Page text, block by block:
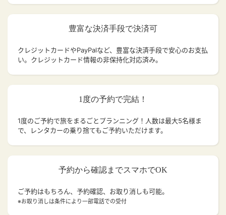
豊富な決済手段で決済可
クレジットカードやPayPalなど、豊富な決済手段で安心のお支払
い。クレジットカード情報の非保持化対応済み。
1度の予約で完結！
1度のご予約で旅をまるごとプランニング！人数は最大5名様ま
で、レンタカーの乗り捨てもご予約いただけます。
予約から確認までスマホでOK
ご予約はもちろん、予約確認、お取り消しも可能。
※お取り消しは条件により一部電話での受付